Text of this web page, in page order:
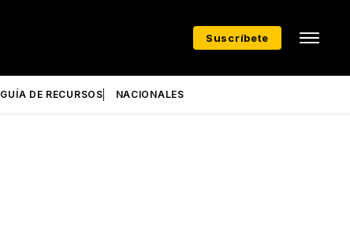
Suscríbete
GUÍA DE RECURSOS NACIONALES